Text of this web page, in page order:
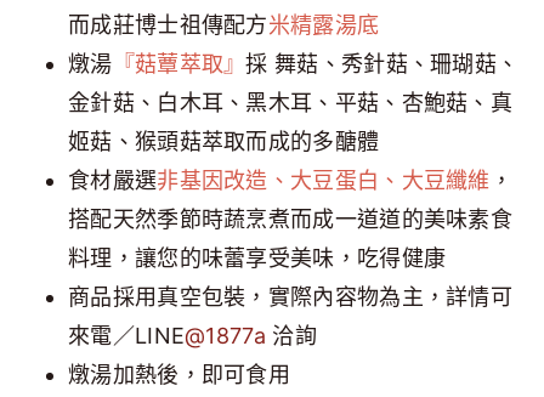
而成莊博士祖傳配方米精露湯底
燉湯 『菇蕈萃取』採 舞菇、秀針菇、珊瑚菇、
金針菇、白木耳、黑木耳、平菇、杏鮑菇、真
姬菇、猴頭菇萃取而成的多醣體
食材嚴選非基因改造、大豆蛋白、大豆纖維 ，
搭配天然季節時蔬烹煮而成一道道的美味素食
料理，讓您的味蕾享受美味，吃得健康
商品採用真空包裝，實際內容物為主，詳情可
來電／LINE@1877a 洽詢
燉湯加熱後，即可食用